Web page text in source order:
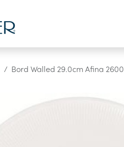
Bord Walled 29.0cm Afina 2600